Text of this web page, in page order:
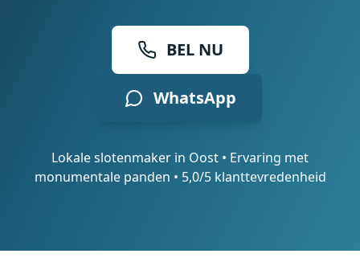
BEL NU
WhatsApp
Lokale slotenmaker in Oost • Ervaring met
monumentale panden • 5,0/5 klanttevredenheid